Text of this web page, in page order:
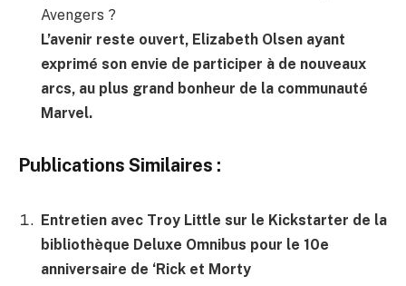
Avengers ?
L’avenir reste ouvert, Elizabeth Olsen ayant
exprimé son envie de participer à de nouveaux
arcs, au plus grand bonheur de la communauté
Marvel.
Publications Similaires :
Entretien avec Troy Little sur le Kickstarter de la
bibliothèque Deluxe Omnibus pour le 10e
anniversaire de ‘Rick et Morty